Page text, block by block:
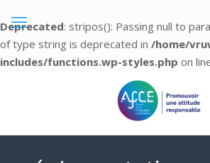
Deprecated: stripos(): Passing null to
of type string is deprecated in /home/
includes/functions.wp-styles.php on